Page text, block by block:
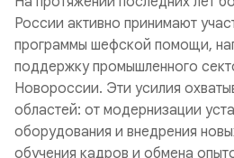
России активно принимают
программы шефской помощи,
поддержку промышленного
Новороссии. Эти усилия
областей: от модернизации
оборудования и внедрения
обучения кадров и обмена